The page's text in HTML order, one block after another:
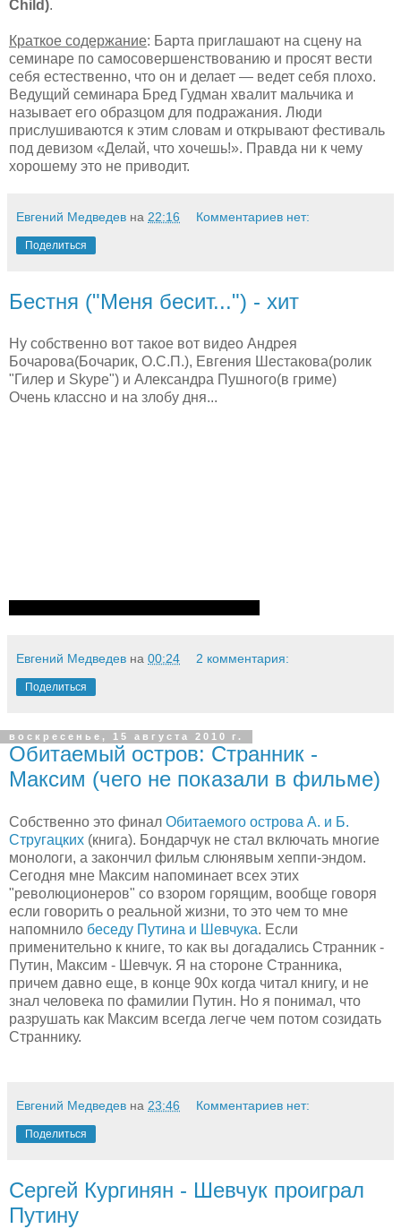
Child).
Краткое содержание: Барта приглашают на сцену на
семинаре по самосовершенствованию и просят вести
себя естественно, что он и делает — ведет себя плохо.
Ведущий семинара Бред Гудман хвалит мальчика и
называет его образцом для подражания. Люди
прислушиваются к этим словам и открывают фестиваль
под девизом «Делай, что хочешь!». Правда ни к чему
хорошему это не приводит.
Евгений Медведев на 22:16 Комментариев нет:
Поделиться
Бестня ("Меня бесит...") - хит
Ну собственно вот такое вот видео Андрея
Бочарова(Бочарик, О.С.П.), Евгения Шестакова(ролик
"Гилер и Skype") и Александра Пушного(в гриме)
Очень классно и на злобу дня...
Евгений Медведев на 00:24 2 комментария:
Поделиться
воскресенье, 15 августа 2010 г.
Обитаемый остров: Странник -
Максим (чего не показали в фильме)
Собственно это финал Обитаемого острова А. и Б.
Стругацких (книга). Бондарчук не стал включать многие
монологи, а закончил фильм слюнявым хеппи-эндом.
Сегодня мне Максим напоминает всех этих
"революционеров" со взором горящим, вообще говоря
если говорить о реальной жизни, то это чем то мне
напомнило беседу Путина и Шевчука. Если
применительно к книге, то как вы догадались Странник -
Путин, Максим - Шевчук. Я на стороне Странника,
причем давно еще, в конце 90х когда читал книгу, и не
знал человека по фамилии Путин. Но я понимал, что
разрушать как Максим всегда легче чем потом созидать
Страннику.
Евгений Медведев на 23:46 Комментариев нет:
Поделиться
Сергей Кургинян - Шевчук проиграл
Путину